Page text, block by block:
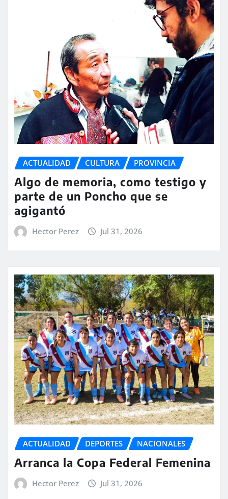
ACTUALIDAD CULTURA PROVINCIA
Algo de memoria, como testigo y
parte de un Poncho que se
agigantó
Hector Perez Jul 31, 2026
ACTUALIDAD DEPORTES NACIONALES
Arranca la Copa Federal Femenina
Hector Perez Jul 31, 2026